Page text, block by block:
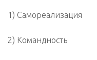
1) Самореализация
2) Командность